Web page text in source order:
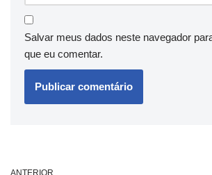
Salvar meus dados neste navegador
que eu comentar.
ANTERIOR